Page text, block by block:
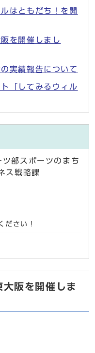
はともだち！を開
を開催しまし
実績報告について
「してみるウィル
部スポーツのまち
ス戦略課
ださい！
大阪を開催しま